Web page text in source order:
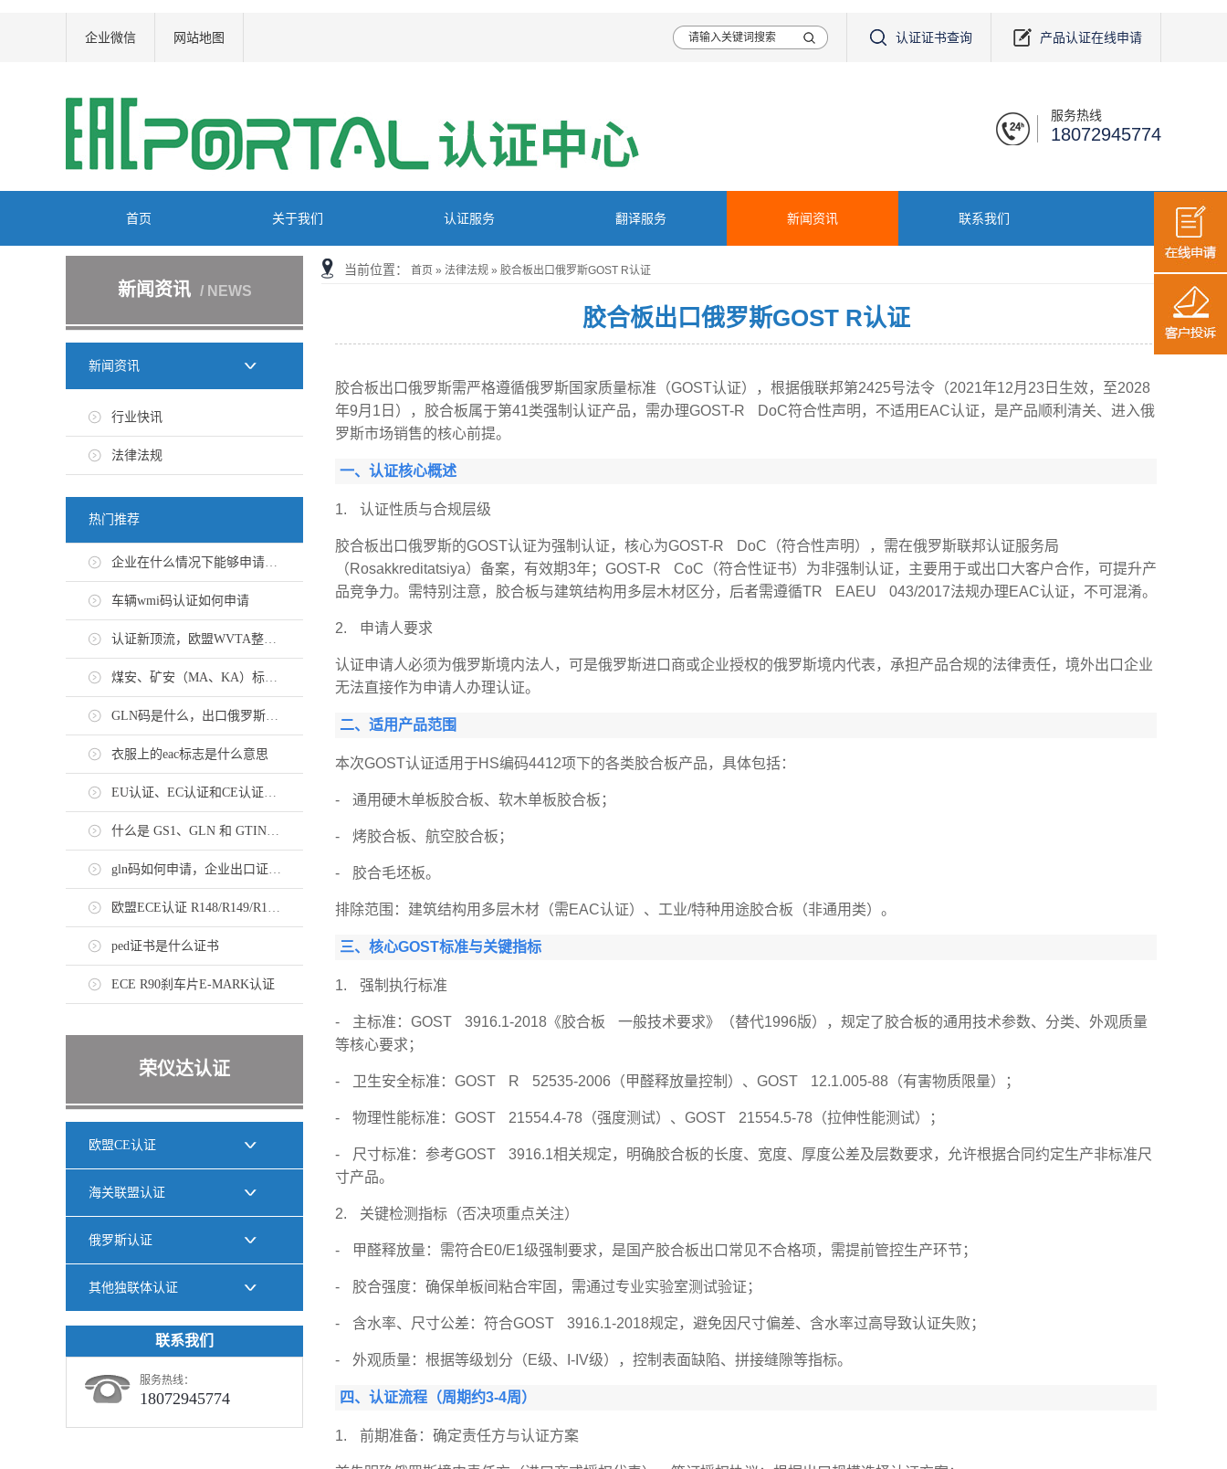
企业微信 网站地图 认证证书查询 产品认证在线申请
服务热线
18072945774
首页 关于我们 认证服务 翻译服务 新闻资讯 联系我们
新闻资讯 / NEWS
新闻资讯
行业快讯
法律法规
热门推荐
企业在什么情况下能够申请EN 10204-3.1证书
车辆wmi码认证如何申请
认证新顶流，欧盟WVTA整车认证怎么申请？
煤安、矿安（MA、KA）标志认证办理流程
GLN码是什么，出口俄罗斯GTIN码办理流程
衣服上的eac标志是什么意思
EU认证、EC认证和CE认证有什么区别
什么是 GS1、GLN 和 GTIN，如何申请？
gln码如何申请，企业出口证书需持有gln码
欧盟ECE认证 R148/R149/R150法规标准
ped证书是什么证书
ECE R90刹车片E-MARK认证
荣仪达认证
欧盟CE认证
海关联盟认证
俄罗斯认证
其他独联体认证
联系我们
服务热线：
18072945774
当前位置： 首页 » 法律法规 » 胶合板出口俄罗斯GOST R认证
胶合板出口俄罗斯GOST R认证
胶合板出口俄罗斯需严格遵循俄罗斯国家质量标准（GOST认证），根据俄联邦第2425号法令（2021年12月23日生效，至2028
年9月1日），胶合板属于第41类强制认证产品，需办理GOST-R DoC符合性声明，不适用EAC认证，是产品顺利清关、进入俄
罗斯市场销售的核心前提。
一、认证核心概述
1. 认证性质与合规层级
胶合板出口俄罗斯的GOST认证为强制认证，核心为GOST-R DoC（符合性声明），需在俄罗斯联邦认证服务局
（Rosakkreditatsiya）备案，有效期3年；GOST-R CoC（符合性证书）为非强制认证，主要用于或出口大客户合作，可提升产
品竞争力。需特别注意，胶合板与建筑结构用多层木材区分，后者需遵循TR EAEU 043/2017法规办理EAC认证，不可混淆。
2. 申请人要求
认证申请人必须为俄罗斯境内法人，可是俄罗斯进口商或企业授权的俄罗斯境内代表，承担产品合规的法律责任，境外出口企业
无法直接作为申请人办理认证。
二、适用产品范围
本次GOST认证适用于HS编码4412项下的各类胶合板产品，具体包括：
- 通用硬木单板胶合板、软木单板胶合板；
- 烤胶合板、航空胶合板；
- 胶合毛坯板。
排除范围：建筑结构用多层木材（需EAC认证）、工业/特种用途胶合板（非通用类）。
三、核心GOST标准与关键指标
1. 强制执行标准
- 主标准：GOST 3916.1-2018《胶合板 一般技术要求》（替代1996版），规定了胶合板的通用技术参数、分类、外观质量
等核心要求；
- 卫生安全标准：GOST R 52535-2006（甲醛释放量控制）、GOST 12.1.005-88（有害物质限量）；
- 物理性能标准：GOST 21554.4-78（强度测试）、GOST 21554.5-78（拉伸性能测试）；
- 尺寸标准：参考GOST 3916.1相关规定，明确胶合板的长度、宽度、厚度公差及层数要求，允许根据合同约定生产非标准尺
寸产品。
2. 关键检测指标（否决项重点关注）
- 甲醛释放量：需符合E0/E1级强制要求，是国产胶合板出口常见不合格项，需提前管控生产环节；
- 胶合强度：确保单板间粘合牢固，需通过专业实验室测试验证；
- 含水率、尺寸公差：符合GOST 3916.1-2018规定，避免因尺寸偏差、含水率过高导致认证失败；
- 外观质量：根据等级划分（E级、I-IV级），控制表面缺陷、拼接缝隙等指标。
四、认证流程（周期约3-4周）
1. 前期准备：确定责任方与认证方案